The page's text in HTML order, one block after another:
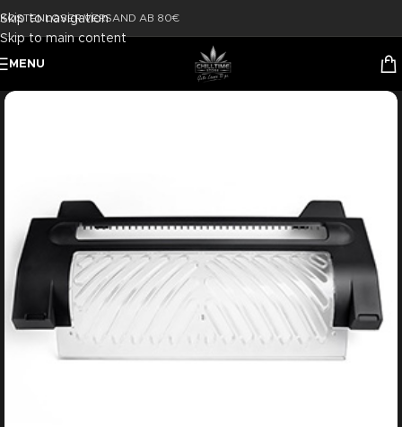
Skip to navigation
Skip to main content
KOSTENLOSER VERSAND AB 80€
MENU